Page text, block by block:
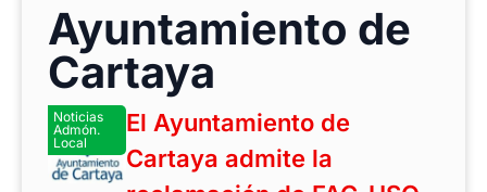
Ayuntamiento de
Cartaya
Noticias
Admón.
Local
El Ayuntamiento de
Cartaya admite la